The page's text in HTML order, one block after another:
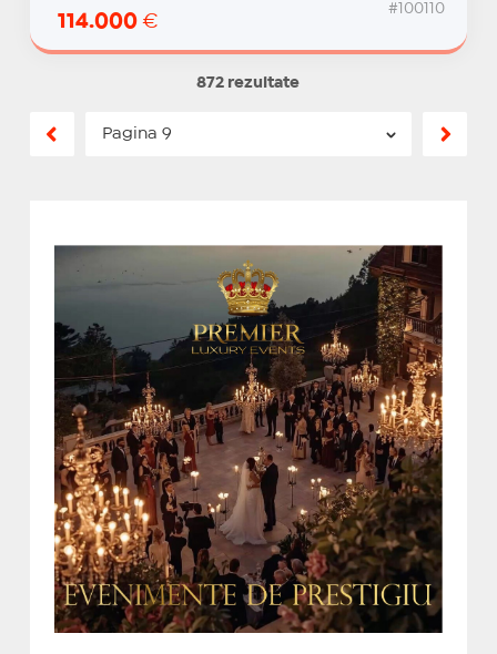
114.000 €
#100110
872 rezultate